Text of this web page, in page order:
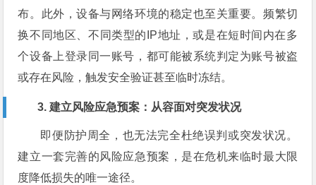
布。此外，设备与网络环境的稳定也至关重要。频繁切
换不同地区、不同类型的IP地址，或是在短时间内在多
个设备上登录同一账号，都可能被系统判定为账号被盗
或存在风险，触发安全验证甚至临时冻结。
3. 建立风险应急预案：从容面对突发状况
即便防护周全，也无法完全杜绝误判或突发状况。
建立一套完善的风险应急预案，是在危机来临时最大限
度降低损失的唯一途径。